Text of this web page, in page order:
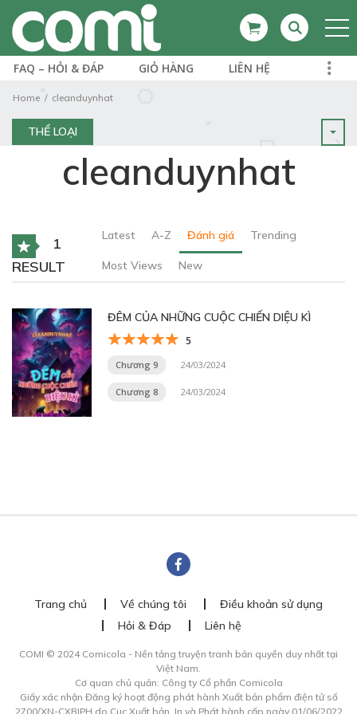
FAQ – HỎI & ĐÁP GIỎ HÀNG LIÊN HỆ
Home cleanduynhat
THỂ LOẠI
cleanduynhat
1
RESULT
Latest A-Z Đánh giá Trending
Most Views New
ĐÊM CỦA NHỮNG CUỘC CHIẾN DIỆU KÌ
5
Chương 9 24/03/2024
Chương 8 24/03/2024
Trang chủ Về chúng tôi
Điều khoản sử dụng
Hỏi & Đáp
Liên hệ
COMI © 2024 Comicola - Nền tảng truyện tranh bản quyền duy nhất tại
Việt Nam.
Cơ quan chủ quản: Công ty Cổ phần Comicola
Giấy xác nhận Đăng ký hoạt động phát hành Xuất bản phẩm điện tử số
2700/XN-CXBIPH do Cục Xuất bản, In và Phát hành cấp ngày 01/06/2022